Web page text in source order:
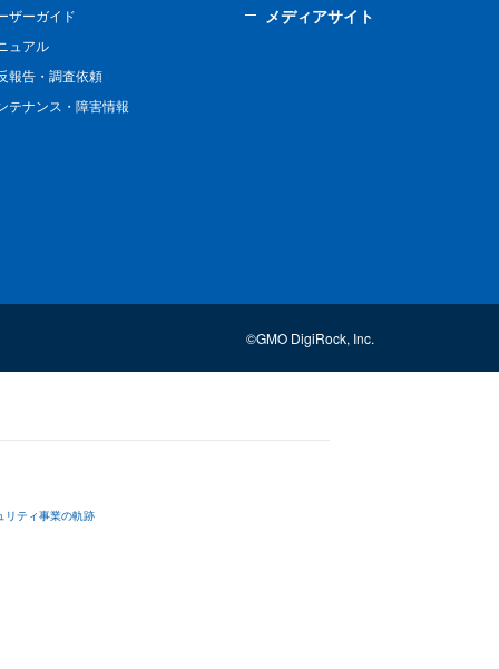
ザーガイド
ュアル
報告・調査依頼
テナンス・障害情報
メディアサイト
©GMO DigiRock, Inc.
リティ事業の軌跡